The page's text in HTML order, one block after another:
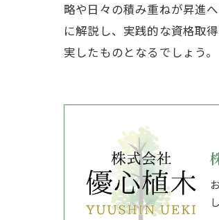
略や日々の積み重ねが昇進
に解説し、実践的な資格取
実したものとなるでしょう。